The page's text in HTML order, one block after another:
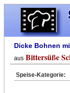
Dicke Bohnen
aus Bittersüße
Speise-Kategorie: